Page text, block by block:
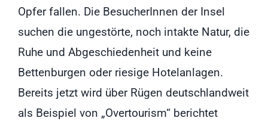
Opfer fallen. Die BesucherInnen der Insel
suchen die ungestörte, noch intakte Natur, die
Ruhe und Abgeschiedenheit und keine
Bettenburgen oder riesige Hotelanlagen.
Bereits jetzt wird über Rügen deutschlandweit
als Beispiel von „Overtourism“ berichtet